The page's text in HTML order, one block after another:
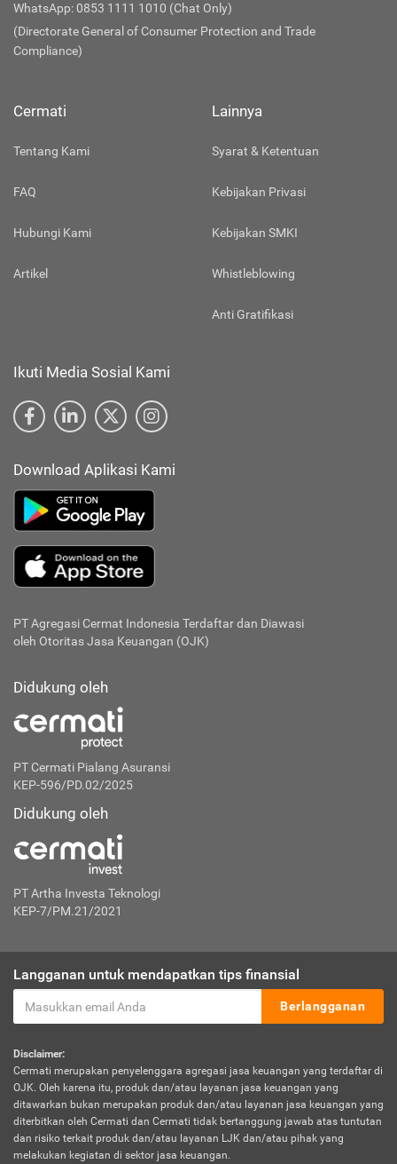
WhatsApp: 0853 1111 1010 (Chat Only)
(Directorate General of Consumer Protection and Trade
Compliance)
Cermati
Tentang Kami
FAQ
Hubungi Kami
Artikel
Lainnya
Syarat & Ketentuan
Kebijakan Privasi
Kebijakan SMKI
Whistleblowing
Anti Gratifikasi
Ikuti Media Sosial Kami
Download Aplikasi Kami
PT Agregasi Cermat Indonesia Terdaftar dan Diawasi
oleh Otoritas Jasa Keuangan (OJK)
Didukung oleh
PT Cermati Pialang Asuransi
KEP-596/PD.02/2025
Didukung oleh
PT Artha Investa Teknologi
KEP-7/PM.21/2021
Langganan untuk mendapatkan tips finansial
Berlangganan
Disclaimer:
Cermati merupakan penyelenggara agregasi jasa keuangan yang terdaftar di
OJK. Oleh karena itu, produk dan/atau layanan jasa keuangan yang
ditawarkan bukan merupakan produk dan/atau layanan jasa keuangan yang
diterbitkan oleh Cermati dan Cermati tidak bertanggung jawab atas tuntutan
dan risiko terkait produk dan/atau layanan LJK dan/atau pihak yang
melakukan kegiatan di sektor jasa keuangan.